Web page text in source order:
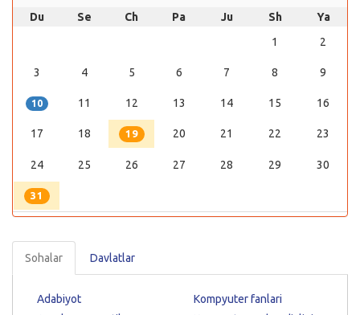
Du Se Ch Pa Ju Sh
Ya
1
2
3 4 5 6 7 8 9
10 11 12 13 14 15 16
17 18 19 20 21 22 23
24 25 26 27 28 29 30
31
Sohalar Davlatlar
Adabiyot
Kompyuter fanlari